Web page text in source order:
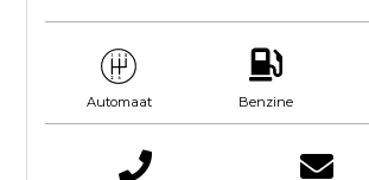
Automaat Benzine